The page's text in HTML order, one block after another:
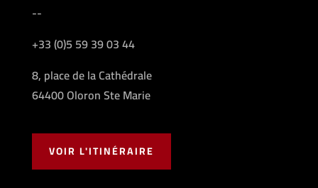
--
+33 (0)5 59 39 03 44
8, place de la Cathédrale
64400 Oloron Ste Marie
VOIR L'ITINÉRAIRE